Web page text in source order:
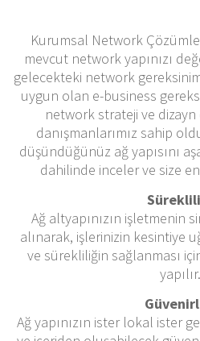
Kurumsal Network
mevcut network yapınızı
gelecekteki network
uygun olan e-business
network strateji ve
danışmanlarımız sahip
düşündüğünüz ağ yapısını
dahilinde inceler ve size
Ağ altyapınızın işletmenin
alınarak, işlerinizin kesintiye
ve sürekliliğin sağlanması
yapılır.
Ağ yapınızın ister lokal ister